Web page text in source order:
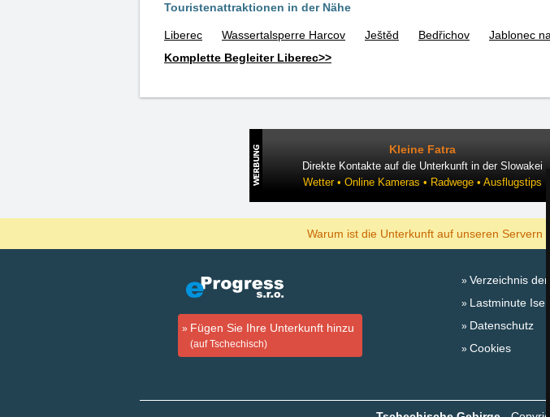
Touristenattraktionen in der Nähe
Liberec Wassertalsperre Harcov Ještěd Bedřichov
Jablonec
Komplette Begleiter Liberec>>
Kleine Fatra
Direkte Kontakte auf die Unterkunft in der Slowakei
Wetter • Online Kameras • Radwege • Ausflugstips
Warum ist die Unterkunft auf unseren Servern
Fügen Sie Ihre Unterkunft hinzu
(auf Tschechisch)
Verzeichnis
Lastminute
Datenschutz
Cookies